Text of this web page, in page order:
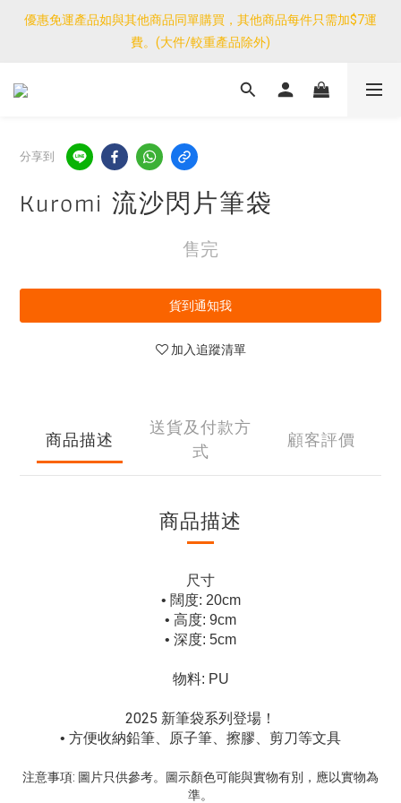
優惠免運產品如與其他商品同單購買，其他商品每件只需加$7運
費。(大件/較重產品除外)
優惠免運產品如與其他商品同單購買，其他商品每件只需加$7運
費。(大件/較重產品除外)
<公告>感謝支持！我們團隊由30/7~12/8外訪搜羅新產品，期間網
優惠免運產品如與其他商品同單購買，其他商品每件只需加$7運
費。(大件/較重產品除外)
分享到
Kuromi 流沙閃片筆袋
售完
貨到通知我
加入追蹤清單
商品描述
送貨及付款方
式
顧客評價
商品描述
尺寸
• 闊度: 20cm
• 高度: 9cm
• 深度: 5cm
物料: PU
2025 新筆袋系列登場！
• 方便收納鉛筆、原子筆、擦膠、剪刀等文具
注意事項: 圖片只供參考。圖示顏色可能與實物有別，應以實物為
準。